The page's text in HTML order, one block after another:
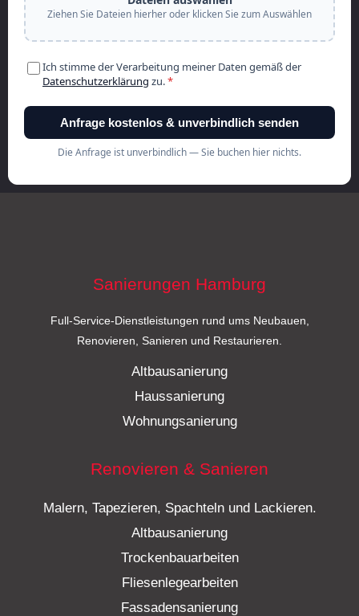
Sanierungen Hamburg
Full-Service-Dienstleistungen rund ums Neubauen,
Renovieren, Sanieren und Restaurieren.
Altbausanierung
Haussanierung
Wohnungsanierung
Renovieren & Sanieren
Malern, Tapezieren, Spachteln und Lackieren.
Altbausanierung
Trockenbauarbeiten
Fliesenlegearbeiten
Fassadensanierung